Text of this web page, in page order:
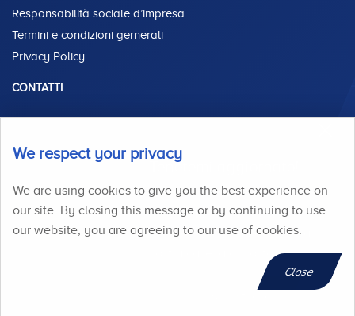
Responsabilità sociale d’impresa
Termini e condizioni gernerali
Privacy Policy
CONTATTI
Via Enrico Fermi, 44
+39-02-4888-4811
info@komori.it
Tenetemi aggiornato!
Siete curiosi di conoscere gli
ultimi aggiornamenti di Komori?
Riceveteli direttamente nella
vostra casella di posta.
We respect your privacy
We are using cookies to give you the best experience on
our site. By closing this message or by continuing to use
our website, you are agreeing to our use of cookies.
Close